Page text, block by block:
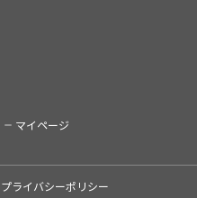
マイページ
プライバシーポリシー